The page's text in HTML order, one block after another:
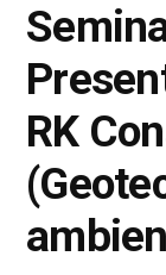
RK